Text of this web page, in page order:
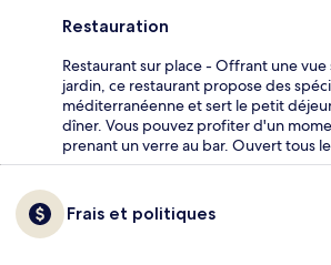
Restauration
Restaurant sur place - Offrant une vue
jardin, ce restaurant propose des
méditerranéenne et sert le petit
dîner. Vous pouvez profiter d'un
prenant un verre au bar. Ouvert tous
Frais et politiques